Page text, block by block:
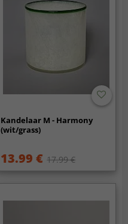
Kandelaar M - Harmony
(wit/grass)
13.99 € 17.99 €